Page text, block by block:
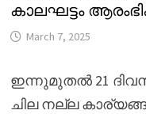
കാലഘട്ടം
March 7, 2025
ഇന്നുമുതൽ 21
ചില നല്ല